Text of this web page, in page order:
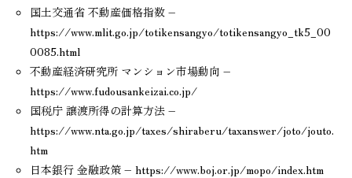
国土交通省 不動産価格指数 –
https://www.mlit.go.jp/totikensangyo/totikensangyo_tk5_00
0085.html
不動産経済研究所 マンション市場動向 –
https://www.fudousankeizai.co.jp/
国税庁 譲渡所得の計算方法 –
https://www.nta.go.jp/taxes/shiraberu/taxanswer/joto/jouto.
htm
日本銀行 金融政策 – https://www.boj.or.jp/mopo/index.htm